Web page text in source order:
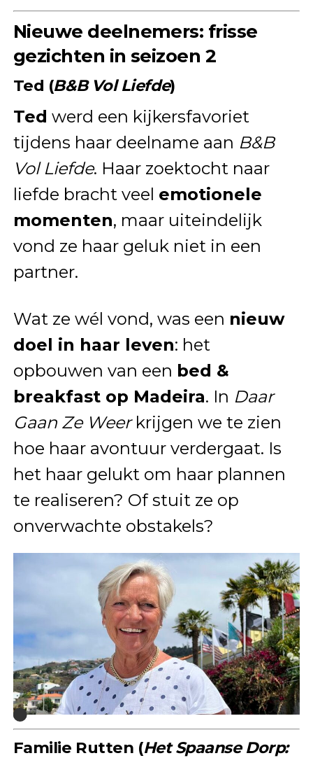
Nieuwe deelnemers: frisse
gezichten in seizoen 2
Ted (B&B Vol Liefde)
Ted werd een kijkersfavoriet
tijdens haar deelname aan B&B
Vol Liefde. Haar zoektocht naar
liefde bracht veel emotionele
momenten, maar uiteindelijk
vond ze haar geluk niet in een
partner.
Wat ze wél vond, was een nieuw
doel in haar leven: het
opbouwen van een bed &
breakfast op Madeira. In Daar
Gaan Ze Weerkrijgen we te zien
hoe haar avontuur verdergaat. Is
het haar gelukt om haar plannen
te realiseren? Of stuit ze op
onverwachte obstakels?
Familie Rutten (Het Spaanse Dorp: